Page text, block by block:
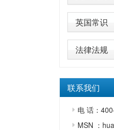
英国常识
法律法规
联系我们
电 话：
MSN ：